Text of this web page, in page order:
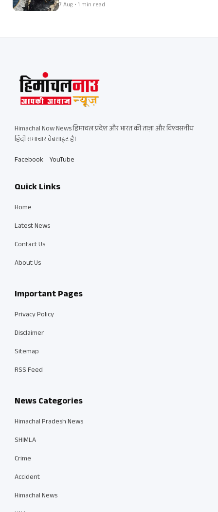
7 Aug • 1 min read
Himachal Now News हिमाचल प्रदेश और भारत की ताज़ा और विश्वसनीय
हिंदी समाचार वेबसाइट है।
Facebook YouTube
Quick Links
Home
Latest News
Contact Us
About Us
Important Pages
Privacy Policy
Disclaimer
Sitemap
RSS Feed
News Categories
Himachal Pradesh News
SHIMLA
Crime
Accident
Himachal News